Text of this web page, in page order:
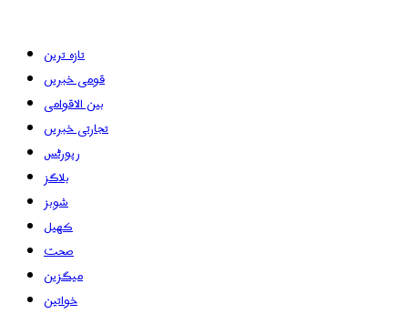
تازہ ترین
قومی خبریں
بین الاقوامی
تجارتی خبریں
رپورٹس
بلاگز
شوبز
کھیل
صحت
میگزین
خواتین